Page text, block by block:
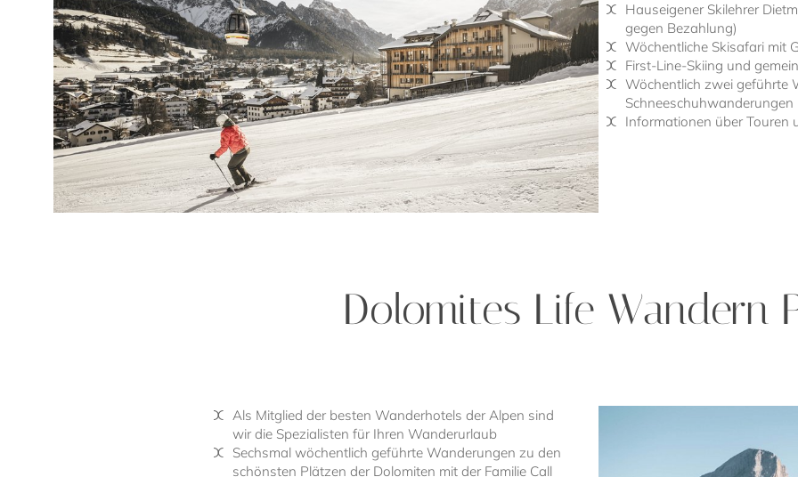
Hauseigener Skilehrer
gegen Bezahlung)
Wöchentliche Skisafari mit
First-Line-Skiing und
Wöchentlich zwei geführte
Schneeschuhwanderungen
Informationen über Touren
Dolomites Life Wandern
Als Mitglied der besten Wanderhotels der Alpen sind
wir die Spezialisten für Ihren Wanderurlaub
Sechsmal wöchentlich geführte Wanderungen zu den
schönsten Plätzen der Dolomiten mit der Familie Call